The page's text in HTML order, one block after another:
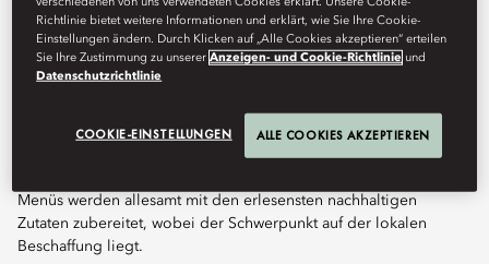
Welt zusammenkommen.
Das MOzern bereichert das ganztägige Speisen durch eine
große Vielfalt an mediterranen Köstlichkeiten und westlichen
Klassikern sowie einer großzügigen Auswahl an internationalem
Frühstück. Der Signature Afternoon Tea ist ein Genuss für alle
Sinne, während abends köstliche Sharing-Plates, Snacks und
Menüs werden allesamt mit den erlesensten nachhaltigen
Zutaten zubereitet, wobei der Schwerpunkt auf der lokalen
Beschaffung liegt.
Richtlinie bietet weitere Informationen und erklärt, wie Sie Ihre Cookie-
Einstellungen ändern. Durch Klicken auf „Alle Cookies akzeptieren“ erteilen
Sie Ihre Zustimmung zu unsererAnzeigen- und Cookie-Richtlinie und
Datenschutzrichtlinie
COOKIE-EINSTELLUNGEN ALLE COOKIES AKZEPTIEREN